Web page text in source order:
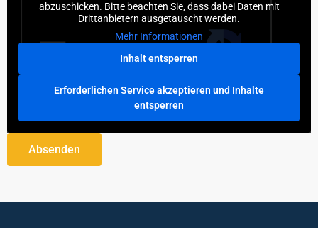
abzuschicken. Bitte beachten Sie, dass dabei Daten mit
Drittanbietern ausgetauscht werden.
Mehr Informationen
Inhalt entsperren
Erforderlichen Service akzeptieren und Inhalte
entsperren
Absenden